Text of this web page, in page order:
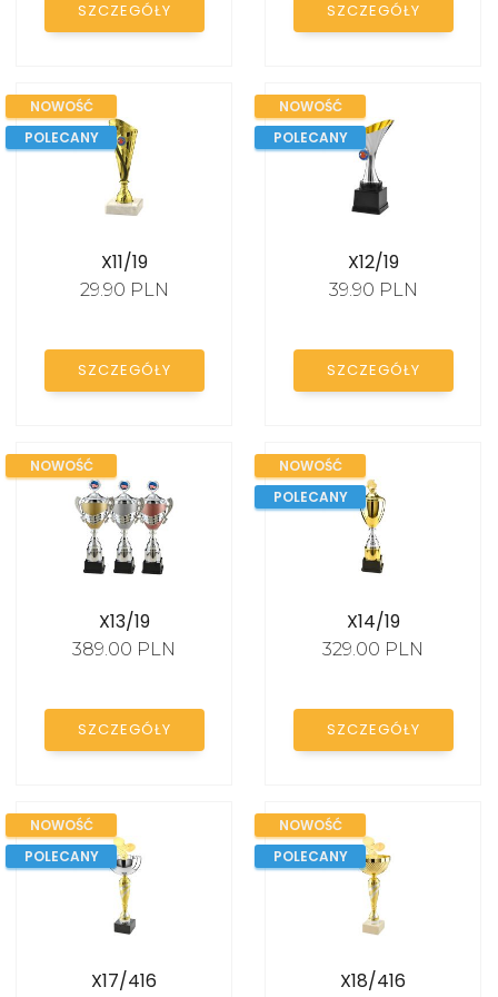
STATUETKI SZKLANE
FIGURKI SPORTOWE
EMBLEMATY
DYPLOMY PAPIEROWE
TROPHY PACKS
SZCZEGÓŁY SZCZEGÓŁY
NOWOŚĆ
POLECANY
X11/19
29.90 PLN
SZCZEGÓŁY
NOWOŚĆ
POLECANY
X12/19
39.90 PLN
SZCZEGÓŁY
NOWOŚĆ
X13/19
389.00 PLN
SZCZEGÓŁY
NOWOŚĆ
POLECANY
X14/19
329.00 PLN
SZCZEGÓŁY
NOWOŚĆ
POLECANY
X17/416
NOWOŚĆ
POLECANY
X18/416